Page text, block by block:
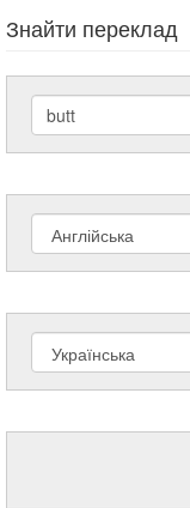
Знайти переклад